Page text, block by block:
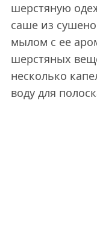
шерстяную
саше из
мылом с ее
шерстяных
несколько
воду для